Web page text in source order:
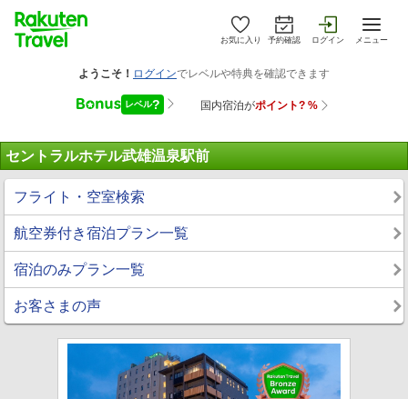
お気に入り 予約確認 ログイン メニュー
セントラルホテル武雄温泉駅前
フライト・空室検索
航空券付き宿泊プラン一覧
宿泊のみプラン一覧
お客さまの声